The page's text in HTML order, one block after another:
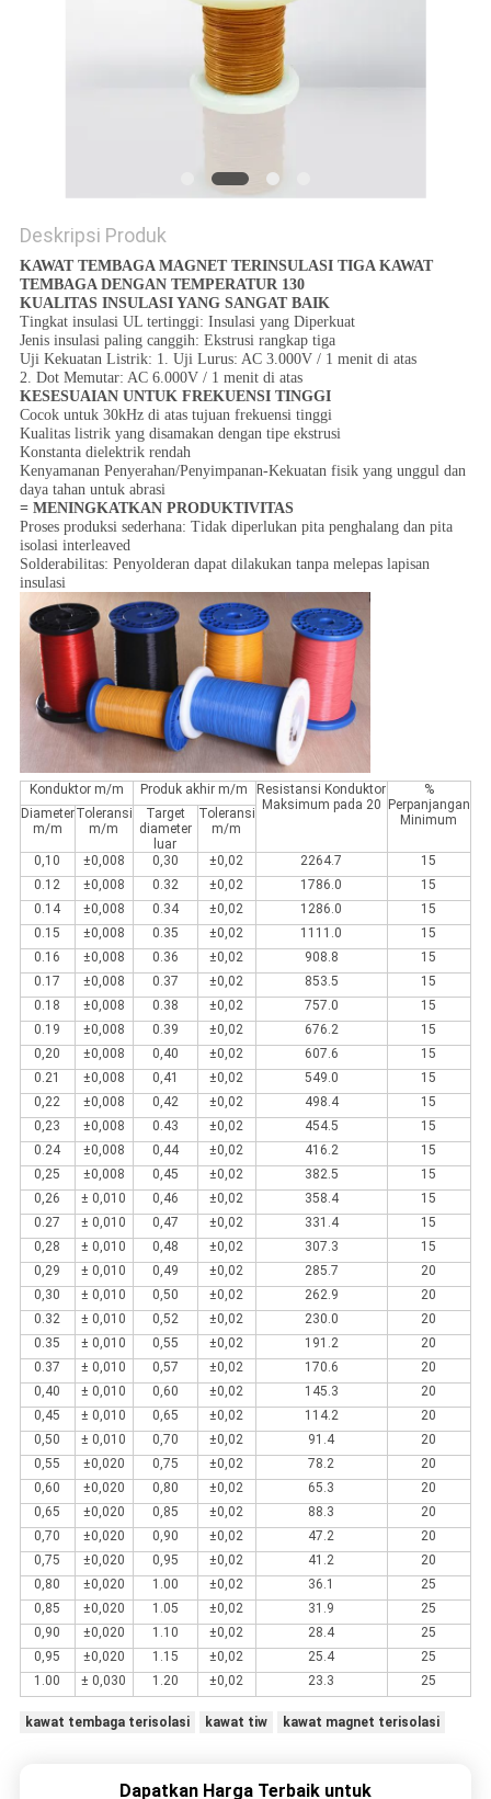
Deskripsi Produk
KAWAT TEMBAGA MAGNET TERINSULASI TIGA KAWAT
TEMBAGA DENGAN TEMPERATUR 130
KUALITAS INSULASI YANG SANGAT BAIK
Tingkat insulasi UL tertinggi: Insulasi yang Diperkuat
Jenis insulasi paling canggih: Ekstrusi rangkap tiga
Uji Kekuatan Listrik: 1. Uji Lurus: AC 3.000V / 1 menit di atas
2. Dot Memutar: AC 6.000V / 1 menit di atas
KESESUAIAN UNTUK FREKUENSI TINGGI
Cocok untuk 30kHz di atas tujuan frekuensi tinggi
Kualitas listrik yang disamakan dengan tipe ekstrusi
Konstanta dielektrik rendah
Kenyamanan Penyerahan/Penyimpanan-Kekuatan fisik yang unggul dan
daya tahan untuk abrasi
= MENINGKATKAN PRODUKTIVITAS
Proses produksi sederhana: Tidak diperlukan pita penghalang dan pita
isolasi interleaved
Solderabilitas: Penyolderan dapat dilakukan tanpa melepas lapisan
insulasi
Konduktor m/m Produk akhir m/m
Resistansi Konduktor
Maksimum pada 20
%
Perpanjangan
Minimum
Diameter
m/m
Toleransi
m/m
Target
diameter
luar
Toleransi
m/m
0,10 ±0,008 0,30 ±0,02 2264.7
15
0.12
±0,008 0.32 ±0,02 1786.0
15
0.14
±0,008 0.34 ±0,02 1286.0
15
0.15
±0,008 0.35 ±0,02 1111.0
15
0.16
±0,008 0.36 ±0,02 908.8
15
0.17
±0,008 0.37 ±0,02 853.5
15
0.18
±0,008 0.38 ±0,02 757.0
15
0.19
±0,008 0.39 ±0,02 676.2
15
0,20
±0,008 0,40 ±0,02 607.6
15
0.21
±0,008 0,41 ±0,02 549.0
15
0,22
±0,008 0,42 ±0,02 498.4
15
0,23
±0,008 0.43 ±0,02 454.5
15
0.24
±0,008 0,44 ±0,02 416.2
15
0,25
±0,008 0,45 ±0,02 382.5
15
0,26
± 0,010 0,46 ±0,02 358.4
15
0.27
± 0,010 0,47 ±0,02 331.4
15
0,28
± 0,010 0,48 ±0,02 307.3
15
0,29
± 0,010 0,49 ±0,02 285.7
20
0,30
± 0,010 0,50 ±0,02 262.9
20
0.32
± 0,010 0,52 ±0,02 230.0
20
0.35
± 0,010 0,55 ±0,02 191.2
20
0.37
± 0,010 0,57 ±0,02 170.6
20
0,40
± 0,010 0,60 ±0,02 145.3
20
0,45
± 0,010 0,65 ±0,02 114.2
20
0,50
± 0,010 0,70 ±0,02 91.4
20
0,55
±0,020 0,75 ±0,02 78.2
20
0,60
±0,020 0,80 ±0,02 65.3
20
0,65
±0,020 0,85 ±0,02 88.3
20
0,70
±0,020 0,90 ±0,02 47.2
20
0,75
±0,020 0,95 ±0,02 41.2
20
0,80
±0,020 1.00 ±0,02 36.1
25
0,85
±0,020 1.05 ±0,02 31.9
25
0,90
±0,020 1.10 ±0,02 28.4
25
0,95
±0,020 1.15 ±0,02 25.4
25
1.00
± 0,030 1.20 ±0,02 23.3 25
kawat tembaga terisolasi kawat tiw kawat magnet terisolasi
Dapatkan Harga Terbaik untuk